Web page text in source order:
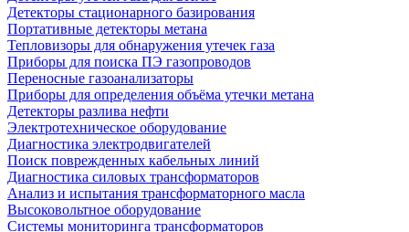
Детекторы стационарного базирования
Портативные детекторы метана
Тепловизоры для обнаружения утечек газа
Приборы для поиска ПЭ газопроводов
Переносные газоанализаторы
Приборы для определения объёма утечки метана
Детекторы разлива нефти
Электротехническое оборудование
Диагностика электродвигателей
Поиск поврежденных кабельных линий
Диагностика силовых трансформаторов
Анализ и испытания трансформаторного масла
Высоковольтное оборудование
Системы мониторинга трансформаторов